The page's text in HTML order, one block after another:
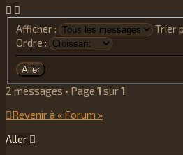
Afficher :
Trier
Ordre :
2 messages • Page 1 sur1
Revenir à « Forum »
Aller